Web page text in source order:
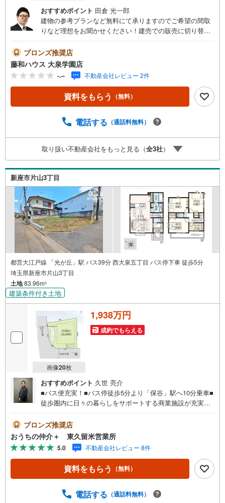
おすすめポイント 田倉 光一郎
建物の参考プランなど無料にて承りますのでご希望の間取
りなど理想をお聞かせください！建売での販売に切り替わ
願いいたします。
ブロンズ推奨店
藤和ハウス 大泉学園店
-.-- 不動産会社レビュー 2件
資料をもらう （無料）
電話する （通話料無料）
取り扱い不動産会社をもっと見る（全3社）
新座市片山3丁目
都営大江戸線 「光が丘」駅 バス39分 西大泉五丁目 バス停下車 徒歩5分
埼玉県新座市片山3丁目
土地83.96m2
建築条件付き土地
画像20枚
1,938万円
成約でもらえる
おすすめポイント 久世 亮介
■バス便充実！■バス停徒歩5分より「保谷」駅へ10分乗車■
徒歩圏内に日々の暮らしをサポートする商業施設が充実！■
●・。.。・〇・。.●・。.。■ご予約いただくとご見学がス
ムーズ！ 【営業時間 10:00～20:00】■インターネット予
約で見学が可能です！ 【室内・現地を見学する】をクリ
ック！■物件資料のご請求もお気軽にお問い合わせくださ
い ネットにないものも店舗でご紹介いたします！【オ
ンラインでのご相談、見学が可能 】当社では来店しなくて
イン対応を実施！ご希望のお客様はお気軽にお問い合わせ
ブロンズ推奨店
おうちの仲介＋ 東久留米営業所
5.0 不動産会社レビュー 8件
資料をもらう （無料）
電話する （通話料無料）